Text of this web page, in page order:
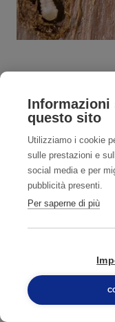
Tarlo del
Con il termine
di diverse
infestano e
infestanti
Informazioni
questo sito
Utilizziamo i cookie
sulle prestazioni e
social media e per
pubblicità presenti.
Per saperne di più